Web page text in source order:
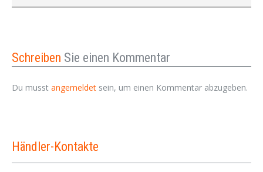
Schreiben Sie einen Kommentar
Du musst angemeldet sein, um einen Kommentar abzugeben.
Händler-Kontakte